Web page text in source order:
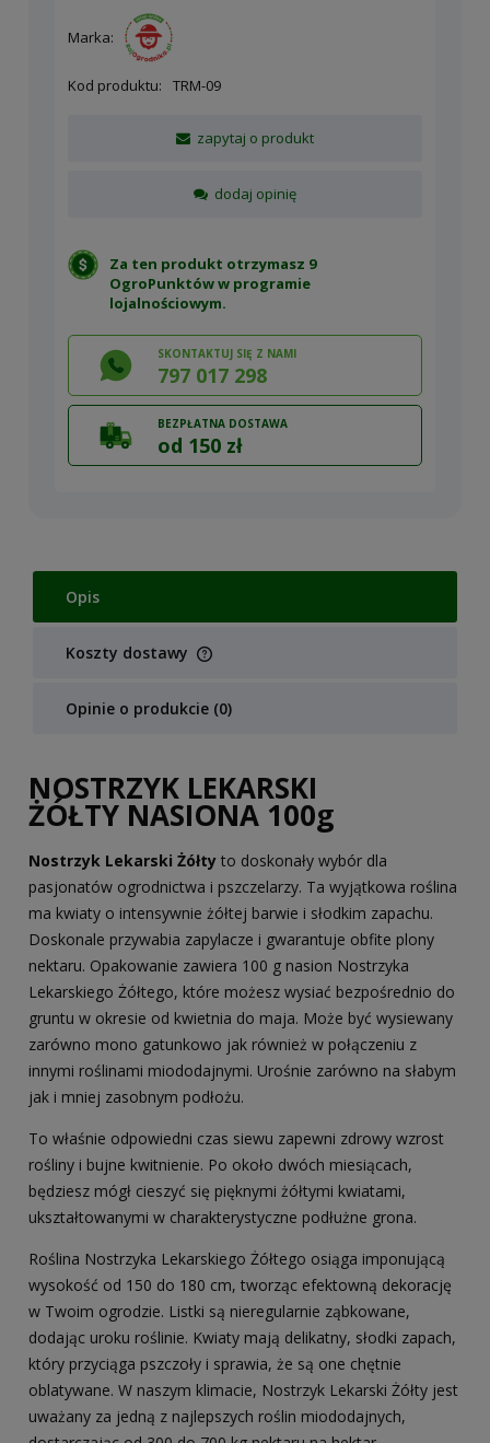
Marka:
Kod produktu: TRM-09
zapytaj o produkt
dodaj opinię
Za ten produkt otrzymasz 9
OgroPunktów w programie
lojalnościowym.
SKONTAKTUJ SIĘ Z NAMI
797 017 298
BEZPŁATNA DOSTAWA
od 150 zł
Opis
Koszty dostawy
Cena nie zawiera ewentualnych kosztów płatności
Opinie o produkcie (0)
NOSTRZYK LEKARSKI
ŻÓŁTY NASIONA 100g
Nostrzyk Lekarski Żółty to doskonały wybór dla
pasjonatów ogrodnictwa i pszczelarzy. Ta wyjątkowa roślina
ma kwiaty o intensywnie żółtej barwie i słodkim zapachu.
Doskonale przywabia zapylacze i gwarantuje obfite plony
nektaru. Opakowanie zawiera 100 g nasion Nostrzyka
Lekarskiego Żółtego, które możesz wysiać bezpośrednio do
gruntu w okresie od kwietnia do maja. Może być wysiewany
zarówno mono gatunkowo jak również w połączeniu z
innymi roślinami miododajnymi. Urośnie zarówno na słabym
jak i mniej zasobnym podłożu.
To właśnie odpowiedni czas siewu zapewni zdrowy wzrost
rośliny i bujne kwitnienie. Po około dwóch miesiącach,
będziesz mógł cieszyć się pięknymi żółtymi kwiatami,
ukształtowanymi w charakterystyczne podłużne grona.
Roślina Nostrzyka Lekarskiego Żółtego osiąga imponującą
wysokość od 150 do 180 cm, tworząc efektowną dekorację
w Twoim ogrodzie. Listki są nieregularnie ząbkowane,
dodając uroku roślinie. Kwiaty mają delikatny, słodki zapach,
który przyciąga pszczoły i sprawia, że są one chętnie
oblatywane. W naszym klimacie, Nostrzyk Lekarski Żółty jest
uważany za jedną z najlepszych roślin miododajnych,